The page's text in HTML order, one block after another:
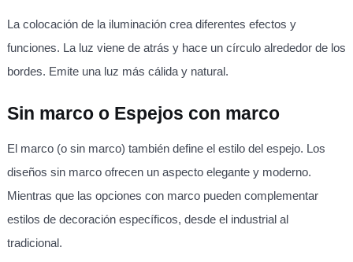
La colocación de la iluminación crea diferentes efectos y
funciones. La luz viene de atrás y hace un círculo alrededor de los
bordes. Emite una luz más cálida y natural.
Sin marco o Espejos con marco
El marco (o sin marco) también define el estilo del espejo. Los
diseños sin marco ofrecen un aspecto elegante y moderno.
Mientras que las opciones con marco pueden complementar
estilos de decoración específicos, desde el industrial al
tradicional.